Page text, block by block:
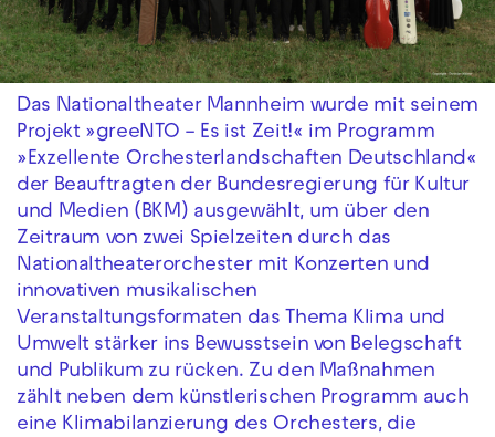
Das Nationaltheater Mannheim wurde mit seinem
Projekt »greeNTO – Es ist Zeit!« im Programm
»Exzellente Orchesterlandschaften Deutschland«
der Beauftragten der Bundesregierung für Kultur
und Medien (BKM) ausgewählt, um über den
Zeitraum von zwei Spielzeiten durch das
Nationaltheaterorchester mit Konzerten und
innovativen musikalischen
Veranstaltungsformaten das Thema Klima und
Umwelt stärker ins Bewusstsein von Belegschaft
und Publikum zu rücken. Zu den Maßnahmen
zählt neben dem künstlerischen Programm auch
eine Klimabilanzierung des Orchesters, die